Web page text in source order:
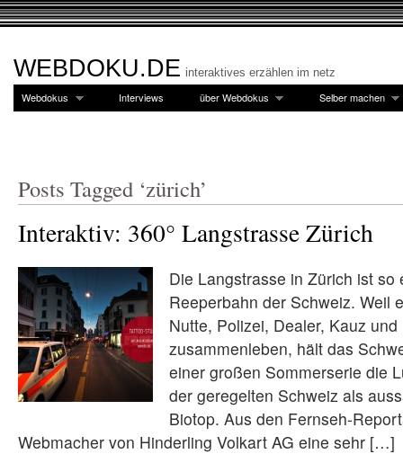
WEBDOKU.DE interaktives erzählen im netz
Webdokus Interviews über Webdokus Selber machen
Posts Tagged ‘zürich’
Interaktiv: 360° Langstrasse Zürich
Die Langstrasse in Zürich ist so
Reeperbahn der Schweiz. Weil
Nutte, Polizei, Dealer, Kauz und
zusammenleben, hält das
einer großen Sommerserie die
der geregelten Schweiz als
Biotop. Aus den Fernseh-
Webmacher von Hinderling Volkart AG eine sehr […]